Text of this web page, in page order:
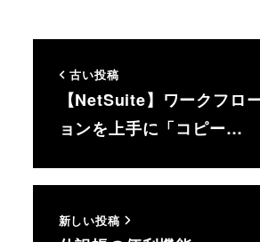
古い投稿
【NetSuite】ワークフロ
ョンを上手に「コピー…
新しい投稿